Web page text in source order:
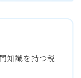
知識を持つ税